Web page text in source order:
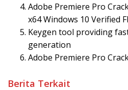
Adobe Premiere Pro
x64 Windows 10 Verified
Keygen tool providing
generation
Adobe Premiere Pro
Berita Terkait